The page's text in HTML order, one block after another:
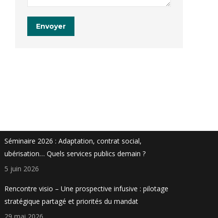
Envoyer
Séminaire 2026 : Adaptation, contrat social,
ubérisation… Quels services publics demain ?
5 juin 2026
Rencontre visio – Une prospective infusive : pilotage
stratégique partagé et priorités du mandat